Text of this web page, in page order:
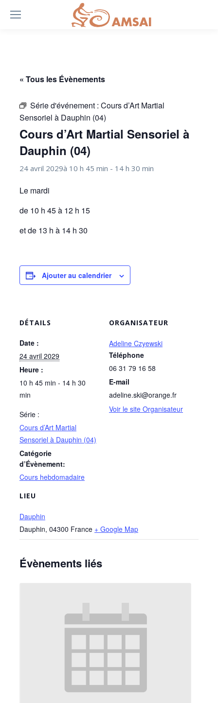
« Tous les Évènements
Série d'événement : Cours d’Art Martial
Sensoriel à Dauphin (04)
Cours d’Art Martial Sensoriel à
Dauphin (04)
24 avril 2029à 10 h 45 min - 14 h 30 min
Le mardi
de 10 h 45 à 12 h 15
et de 13 h à 14 h 30
Ajouter au calendrier
DÉTAILS
Date :
24 avril 2029
Heure :
10 h 45 min - 14 h 30
min
Série :
Cours d’Art Martial
Sensoriel à Dauphin (04)
Catégorie
d’Évènement:
Cours hebdomadaire
LIEU
Dauphin
Dauphin, 04300 France + Google Map
ORGANISATEUR
Adeline Czyewski
Téléphone
06 31 79 16 58
E-mail
adeline.ski@orange.fr
Voir le site Organisateur
Évènements liés